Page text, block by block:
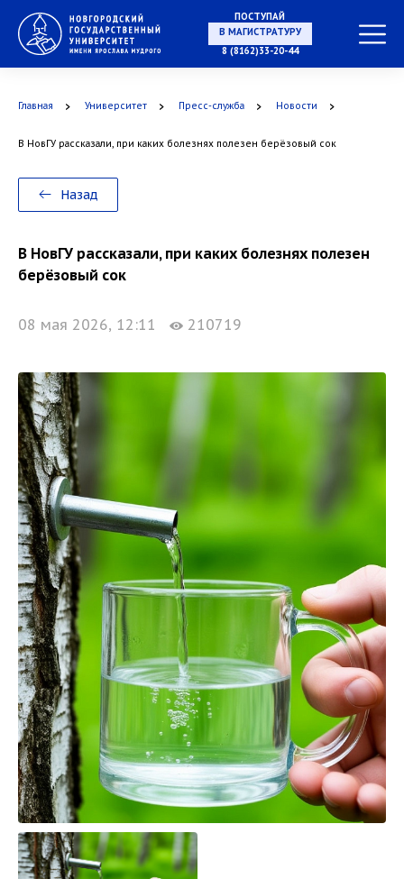
ПОСТУПАЙ
НА СПЕЦИАЛИТЕТ
В МАГИСТРАТУРУ
В АСПИРАНТУРУ
8 (8162)33-20-44
Главная Университет Пресс-служба Новости
В НовГУ рассказали, при каких болезнях полезен берёзовый сок
Назад
В НовГУ рассказали, при каких болезнях полезен
берёзовый сок
08 мая 2026, 12:11 210719